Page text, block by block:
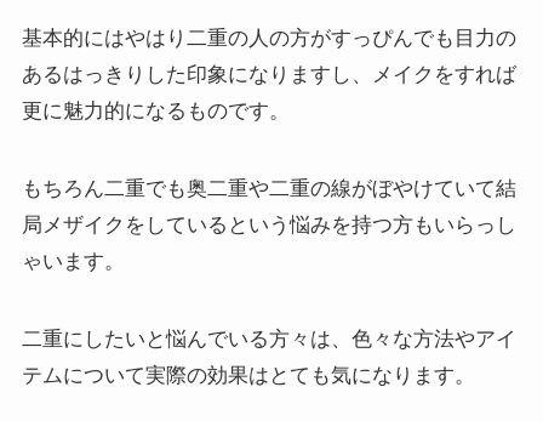
基本的にはやはり二重の人の方がすっぴんでも目力の
あるはっきりした印象になりますし、メイクをすれば
更に魅力的になるものです。
もちろん二重でも奥二重や二重の線がぼやけていて結
局メザイクをしているという悩みを持つ方もいらっし
ゃいます。
二重にしたいと悩んでいる方々は、色々な方法やアイ
テムについて実際の効果はとても気になります。